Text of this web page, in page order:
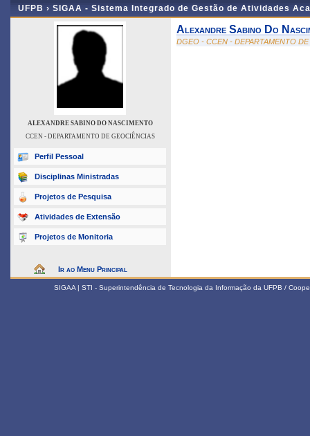
UFPB › SIGAA - Sistema Integrado de Gestão de Atividades
ALEXANDRE SABINO DO NASCIMENTO
CCEN - DEPARTAMENTO DE GEOCIÊNCIAS
Perfil Pessoal
Disciplinas Ministradas
Projetos de Pesquisa
Atividades de Extensão
Projetos de Monitoria
Ir ao Menu Principal
Alexandre Sabino Do
DGEO - CCEN - DEPARTAMENTO
SIGAA | STI - Superintendência de Tecnologia da Informação da UFPB /